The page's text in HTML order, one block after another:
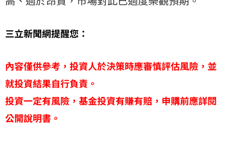
三立新聞網提醒您：
內容僅供參考，投資人於決策時應審慎評估風險，並
就投資結果自行負責。
投資一定有風險，基金投資有賺有賠，申購前應詳閱
公開說明書。